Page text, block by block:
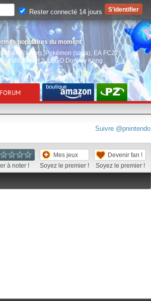
populaires du moment
Raiders, Pokémon (saga) EA FC27,
Switch 2,LEGO Donkey Kong
FORUM
Suivre @pnintendo
à noter !
Mes jeux
Soyez le premier !
Devenir fan !
Soyez le premier !
Rester connecté 14 jours